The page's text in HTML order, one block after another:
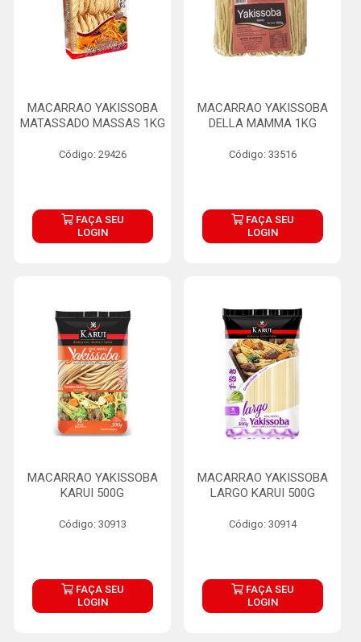
MACARRAO YAKISSOBA
MATASSADO MASSAS 1KG
Código: 29426
FAÇA SEU
LOGIN
MACARRAO YAKISSOBA
DELLA MAMMA 1KG
Código: 33516
FAÇA SEU
LOGIN
MACARRAO YAKISSOBA
KARUI 500G
Código: 30913
FAÇA SEU
LOGIN
MACARRAO YAKISSOBA
LARGO KARUI 500G
Código: 30914
FAÇA SEU
LOGIN